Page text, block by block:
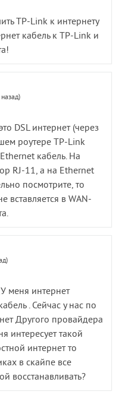
ТР-Link к интернету
кабель к ТР-Link и
DSL интернет (через
роутере TP-Link
кабель. На
RJ-11, а на Ethernet
посмотрите, то
вставляется в WAN-
меня интернет
. Сейчас у нас по
Другого провайдера
интересует такой
интернет то
в скайпе все
восстанавливать?